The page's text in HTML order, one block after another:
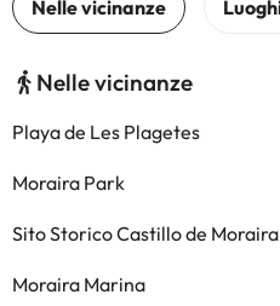
Nelle vicinanze
Playa de Les Plagetes
Moraira Park
Sito Storico Castillo de Moraira
Moraira Marina